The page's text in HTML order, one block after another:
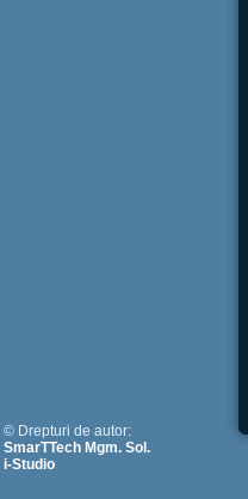
© Drepturi de autor:
SmarTTech Mgm. Sol.
i-Studio